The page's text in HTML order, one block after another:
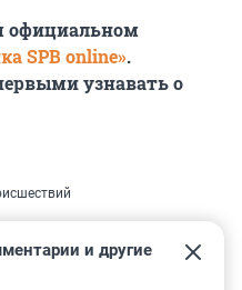
официальном
SPB online».
узнавать о
и другие